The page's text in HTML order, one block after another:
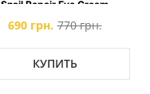
Snail Repair Eye Cream
690 грн. 770 грн.
КУПИТЬ